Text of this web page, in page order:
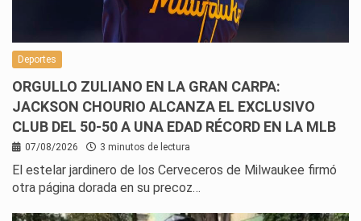
Deportes
ORGULLO ZULIANO EN LA GRAN CARPA:
JACKSON CHOURIO ALCANZA EL EXCLUSIVO
CLUB DEL 50-50 A UNA EDAD RÉCORD EN LA MLB
07/08/2026 3 minutos de lectura
El estelar jardinero de los Cerveceros de Milwaukee firmó
otra página dorada en su precoz…